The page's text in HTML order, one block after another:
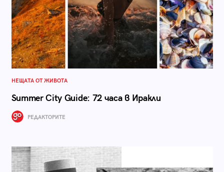
НЕЩАТА ОТ ЖИВОТА
Summer City Guide: 72 часа в Иракли
РЕДАКТОРИТЕ